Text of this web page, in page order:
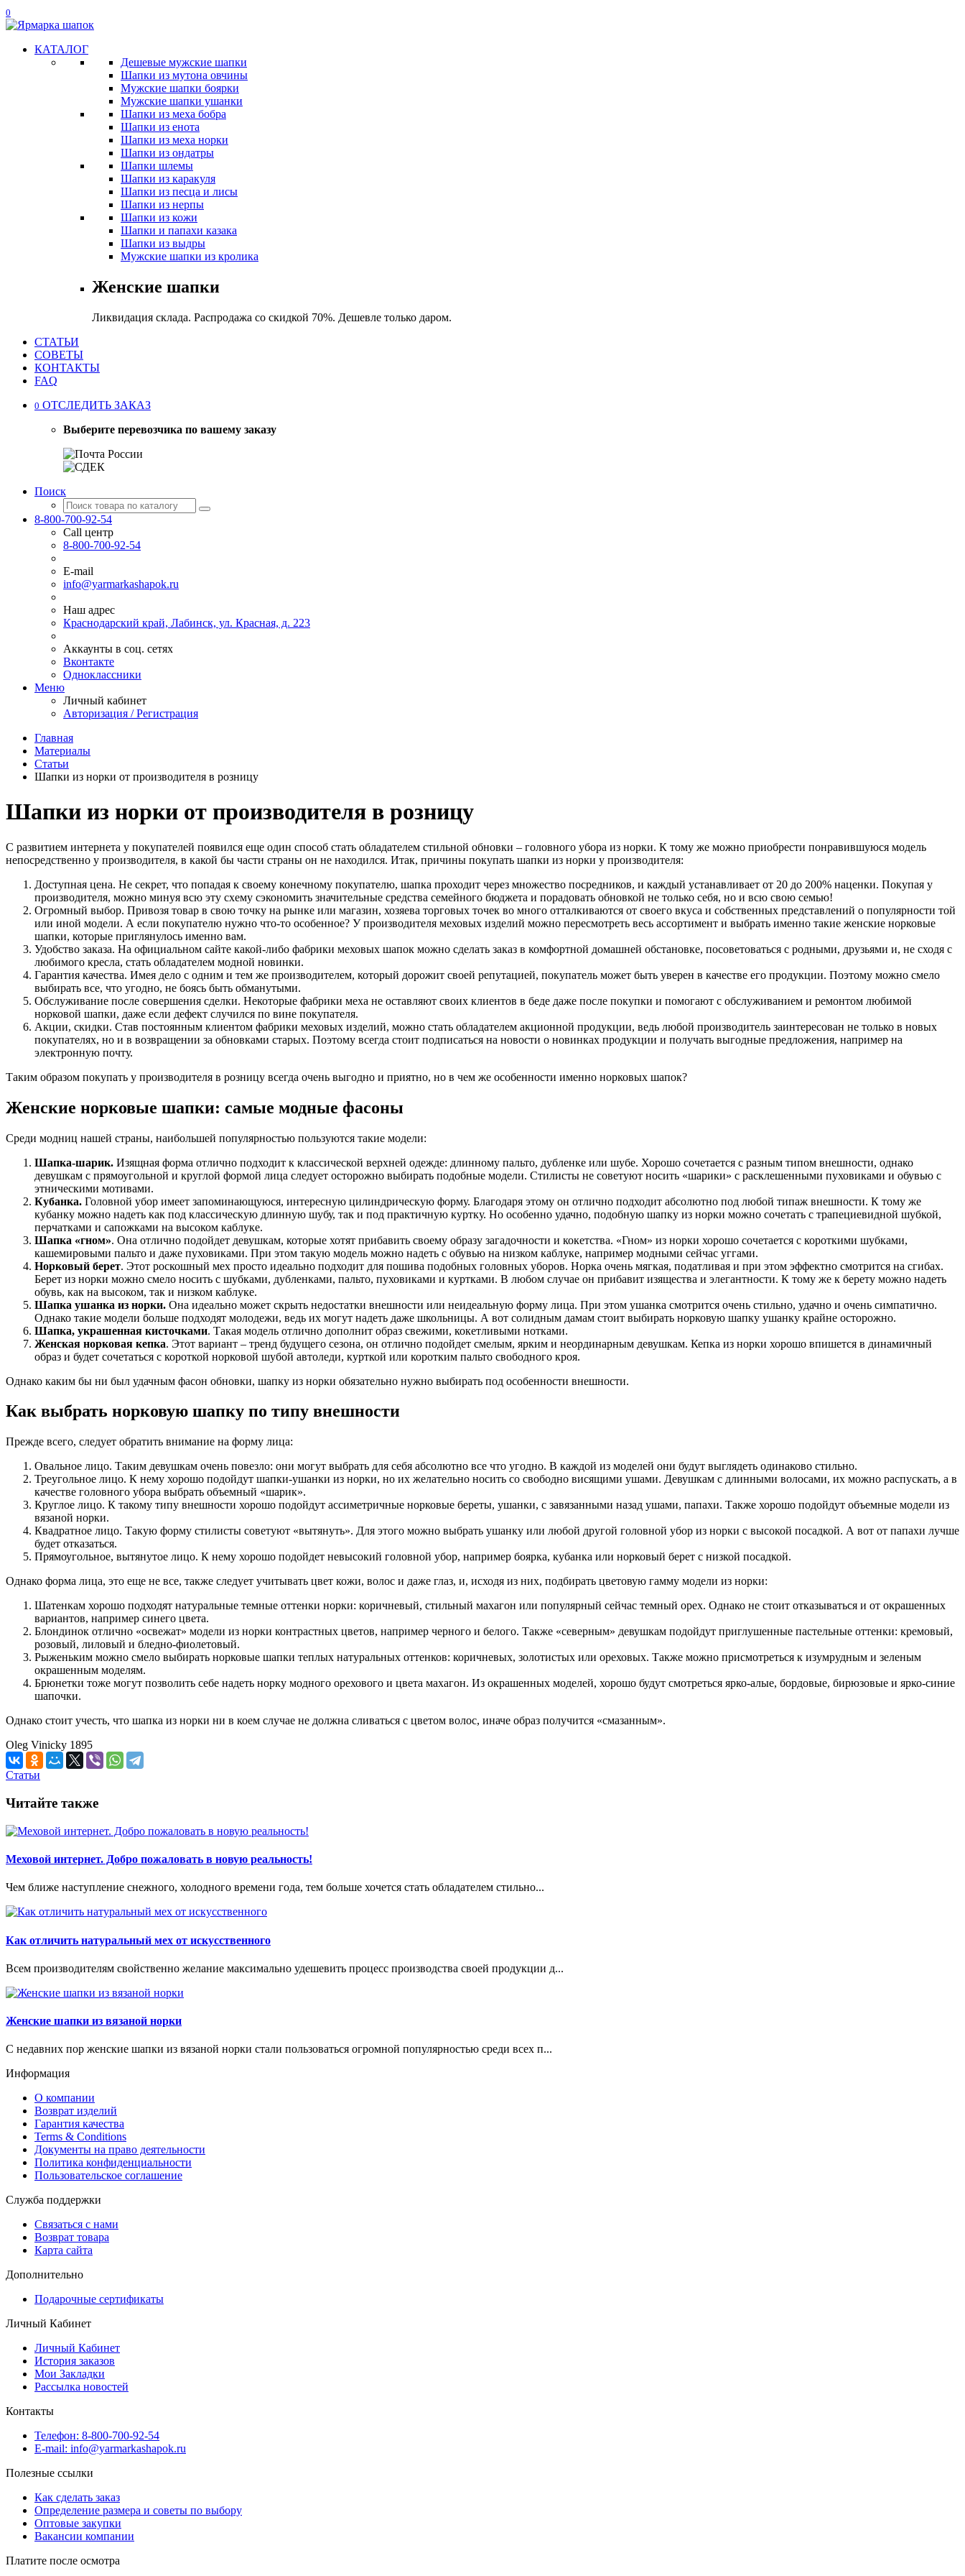
0
КАТАЛОГ
Дешевые мужские шапки
Шапки из мутона овчины
Мужские шапки боярки
Мужские шапки ушанки
Шапки из меха бобра
Шапки из енота
Шапки из меха норки
Шапки из ондатры
Шапки шлемы
Шапки из каракуля
Шапки из песца и лисы
Шапки из нерпы
Шапки из кожи
Шапки и папахи казака
Шапки из выдры
Мужские шапки из кролика
Женские шапки
Ликвидация склада. Распродажа со скидкой 70%. Дешевле только даром.
СТАТЬИ
СОВЕТЫ
КОНТАКТЫ
FAQ
0 ОТСЛЕДИТЬ ЗАКАЗ
Выберите перевозчика по вашему заказу
Поиск
8-800-700-92-54
Call центр
8-800-700-92-54
E-mail
info@yarmarkashapok.ru
Наш адрес
Краснодарский край, Лабинск, ул. Красная, д. 223
Аккаунты в соц. сетях
Вконтакте
Одноклассники
Меню
Личный кабинет
Авторизация / Регистрация
Главная
Материалы
Статьи
Шапки из норки от производителя в розницу
Шапки из норки от производителя в розницу
С развитием интернета у покупателей появился еще один способ стать обладателем стильной обновки – головного убора из норки. К тому же можно приобрести понравившуюся модель
непосредственно у производителя, в какой бы части страны он не находился. Итак, причины покупать шапки из норки у производителя:
Доступная цена. Не секрет, что попадая к своему конечному покупателю, шапка проходит через множество посредников, и каждый устанавливает от 20 до 200% наценки. Покупая у
производителя, можно минуя всю эту схему сэкономить значительные средства семейного бюджета и порадовать обновкой не только себя, но и всю свою семью!
Огромный выбор. Привозя товар в свою точку на рынке или магазин, хозяева торговых точек во много отталкиваются от своего вкуса и собственных представлений о популярности той
или иной модели. А если покупателю нужно что-то особенное? У производителя меховых изделий можно пересмотреть весь ассортимент и выбрать именно такие женские норковые
шапки, которые приглянулось именно вам.
Удобство заказа. На официальном сайте какой-либо фабрики меховых шапок можно сделать заказ в комфортной домашней обстановке, посоветоваться с родными, друзьями и, не сходя с
любимого кресла, стать обладателем модной новинки.
Гарантия качества. Имея дело с одним и тем же производителем, который дорожит своей репутацией, покупатель может быть уверен в качестве его продукции. Поэтому можно смело
выбирать все, что угодно, не боясь быть обманутыми.
Обслуживание после совершения сделки. Некоторые фабрики меха не оставляют своих клиентов в беде даже после покупки и помогают с обслуживанием и ремонтом любимой
норковой шапки, даже если дефект случился по вине покупателя.
Акции, скидки. Став постоянным клиентом фабрики меховых изделий, можно стать обладателем акционной продукции, ведь любой производитель заинтересован не только в новых
покупателях, но и в возвращении за обновками старых. Поэтому всегда стоит подписаться на новости о новинках продукции и получать выгодные предложения, например на
электронную почту.
Таким образом покупать у производителя в розницу всегда очень выгодно и приятно, но в чем же особенности именно норковых шапок?
Женские норковые шапки: самые модные фасоны
Среди модниц нашей страны, наибольшей популярностью пользуются такие модели:
Шапка-шарик. Изящная форма отлично подходит к классической верхней одежде: длинному пальто, дубленке или шубе. Хорошо сочетается с разным типом внешности, однако
девушкам с прямоугольной и круглой формой лица следует осторожно выбирать подобные модели. Стилисты не советуют носить «шарики» с расклешенными пуховиками и обувью с
этническими мотивами.
Кубанка. Головной убор имеет запоминающуюся, интересную цилиндрическую форму. Благодаря этому он отлично подходит абсолютно под любой типаж внешности. К тому же
кубанку можно надеть как под классическую длинную шубу, так и под практичную куртку. Но особенно удачно, подобную шапку из норки можно сочетать с трапециевидной шубкой,
перчатками и сапожками на высоком каблуке.
Шапка «гном». Она отлично подойдет девушкам, которые хотят прибавить своему образу загадочности и кокетства. «Гном» из норки хорошо сочетается с короткими шубками,
кашемировыми пальто и даже пуховиками. При этом такую модель можно надеть с обувью на низком каблуке, например модными сейчас уггами.
Норковый берет. Этот роскошный мех просто идеально подходит для пошива подобных головных уборов. Норка очень мягкая, податливая и при этом эффектно смотрится на сгибах.
Берет из норки можно смело носить с шубками, дубленками, пальто, пуховиками и куртками. В любом случае он прибавит изящества и элегантности. К тому же к берету можно надеть
обувь, как на высоком, так и низком каблуке.
Шапка ушанка из норки. Она идеально может скрыть недостатки внешности или неидеальную форму лица. При этом ушанка смотрится очень стильно, удачно и очень симпатично.
Однако такие модели больше подходят молодежи, ведь их могут надеть даже школьницы. А вот солидным дамам стоит выбирать норковую шапку ушанку крайне осторожно.
Шапка, украшенная кисточками. Такая модель отлично дополнит образ свежими, кокетливыми нотками.
Женская норковая кепка. Этот вариант – тренд будущего сезона, он отлично подойдет смелым, ярким и неординарным девушкам. Кепка из норки хорошо впишется в динамичный
образ и будет сочетаться с короткой норковой шубой автоледи, курткой или коротким пальто свободного кроя.
Однако каким бы ни был удачным фасон обновки, шапку из норки обязательно нужно выбирать под особенности внешности.
Как выбрать норковую шапку по типу внешности
Прежде всего, следует обратить внимание на форму лица:
Овальное лицо. Таким девушкам очень повезло: они могут выбрать для себя абсолютно все что угодно. В каждой из моделей они будут выглядеть одинаково стильно.
Треугольное лицо. К нему хорошо подойдут шапки-ушанки из норки, но их желательно носить со свободно висящими ушами. Девушкам с длинными волосами, их можно распускать, а в
качестве головного убора выбрать объемный «шарик».
Круглое лицо. К такому типу внешности хорошо подойдут ассиметричные норковые береты, ушанки, с завязанными назад ушами, папахи. Также хорошо подойдут объемные модели из
вязаной норки.
Квадратное лицо. Такую форму стилисты советуют «вытянуть». Для этого можно выбрать ушанку или любой другой головной убор из норки с высокой посадкой. А вот от папахи лучше
будет отказаться.
Прямоугольное, вытянутое лицо. К нему хорошо подойдет невысокий головной убор, например боярка, кубанка или норковый берет с низкой посадкой.
Однако форма лица, это еще не все, также следует учитывать цвет кожи, волос и даже глаз, и, исходя из них, подбирать цветовую гамму модели из норки:
Шатенкам хорошо подходят натуральные темные оттенки норки: коричневый, стильный махагон или популярный сейчас темный орех. Однако не стоит отказываться и от окрашенных
вариантов, например синего цвета.
Блондинок отлично «освежат» модели из норки контрастных цветов, например черного и белого. Также «северным» девушкам подойдут приглушенные пастельные оттенки: кремовый,
розовый, лиловый и бледно-фиолетовый.
Рыженьким можно смело выбирать норковые шапки теплых натуральных оттенков: коричневых, золотистых или ореховых. Также можно присмотреться к изумрудным и зеленым
окрашенным моделям.
Брюнетки тоже могут позволить себе надеть норку модного орехового и цвета махагон. Из окрашенных моделей, хорошо будут смотреться ярко-алые, бордовые, бирюзовые и ярко-синие
шапочки.
Однако стоит учесть, что шапка из норки ни в коем случае не должна сливаться с цветом волос, иначе образ получится «смазанным».
Oleg Vinicky 1895
Статьи
Читайте также
Меховой интернет. Добро пожаловать в новую реальность!
Чем ближе наступление снежного, холодного времени года, тем больше хочется стать обладателем стильно...
Как отличить натуральный мех от искусственного
Всем производителям свойственно желание максимально удешевить процесс производства своей продукции д...
Женские шапки из вязаной норки
С недавних пор женские шапки из вязаной норки стали пользоваться огромной популярностью среди всех п...
Информация
О компании
Возврат изделий
Гарантия качества
Terms & Conditions
Документы на право деятельности
Политика конфиденциальности
Пользовательское соглашение
Служба поддержки
Связаться с нами
Возврат товара
Карта сайта
Дополнительно
Подарочные сертификаты
Личный Кабинет
Личный Кабинет
История заказов
Мои Закладки
Рассылка новостей
Контакты
Телефон: 8-800-700-92-54
E-mail: info@yarmarkashapok.ru
Полезные ссылки
Как сделать заказ
Определение размера и советы по выбору
Оптовые закупки
Вакансии компании
Платите после осмотра